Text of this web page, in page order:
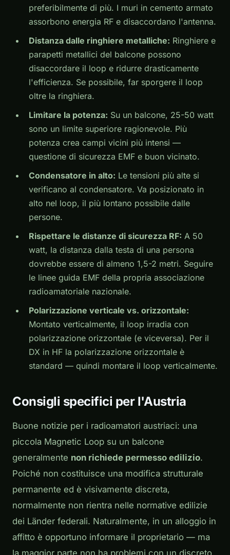
preferibilmente di più. I muri in cemento armato
assorbono energia RF e disaccordano l'antenna.
Distanza dalle ringhiere metalliche: Ringhiere e
parapetti metallici del balcone possono
disaccordare il loop e ridurre drasticamente
l'efficienza. Se possibile, far sporgere il loop
oltre la ringhiera.
Limitare la potenza: Su un balcone, 25-50 watt
sono un limite superiore ragionevole. Più
potenza crea campi vicini più intensi —
questione di sicurezza EMF e buon vicinato.
Condensatore in alto: Le tensioni più alte si
verificano al condensatore. Va posizionato in
alto nel loop, il più lontano possibile dalle
persone.
Rispettare le distanze di sicurezza RF: A 50
watt, la distanza dalla testa di una persona
dovrebbe essere di almeno 1,5-2 metri. Seguire
le linee guida EMF della propria associazione
radioamatoriale nazionale.
Polarizzazione verticale vs. orizzontale:
Montato verticalmente, il loop irradia con
polarizzazione orizzontale (e viceversa). Per il
DX in HF la polarizzazione orizzontale è
standard — quindi montare il loop verticalmente.
Consigli specifici per l'Austria
Buone notizie per i radioamatori austriaci: una
piccola Magnetic Loop su un balcone
generalmente non richiede permesso edilizio.
Poiché non costituisce una modifica strutturale
permanente ed è visivamente discreta,
normalmente non rientra nelle normative edilizie
dei Länder federali. Naturalmente, in un alloggio in
affitto è opportuno informare il proprietario — ma
la maggior parte non ha problemi con un discreto